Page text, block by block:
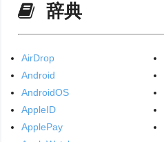
辞典
AirDrop
Android
AndroidOS
AppleID
ApplePay